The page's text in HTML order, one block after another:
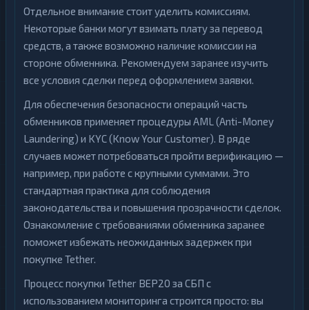
Отдельное внимание стоит уделить комиссиям.
Некоторые банки могут взимать плату за перевод
средств, а также возможно наличие комиссии на
стороне обменника. Рекомендуем заранее изучить
все условия сделки перед оформлением заявки.
Для обеспечения безопасности операций часть
обменников применяет процедуры AML (Anti-Money
Laundering) и KYC (Know Your Customer). В ряде
случаев может потребоваться пройти верификацию —
например, при работе с крупными суммами. Это
стандартная практика для соблюдения
законодательства и повышения прозрачности сделок.
Ознакомление с требованиями обменника заранее
поможет избежать неожиданных задержек при
покупке Tether.
Процесс покупки Tether BEP20 за СБП с
использованием мониторинга строится просто: вы